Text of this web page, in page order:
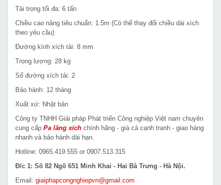
Tải trọng tối đa: 6 tấn
Chiều cao nâng tiêu chuẩn: 1.5m (Có thể thay đổi chiều dài xích
theo yêu cầu)
Đường kính xích tải: 8 mm
Trọng lượng: 28 kg
Số đường xích tải: 2
Bảo hành: 12 tháng
Xuất xứ: Nhật bản
Công ty TNHH Giải pháp Phát triển Công nghiệp Việt nam chuyên
cung cấp Pa lăng xích chính hãng - giá cả cạnh tranh - giao hàng
nhanh và bảo hành dài hạn.
Hotline: 0965.419.555 or 0907.513.315
Đ/c 1: Số 82 Ngõ 651 Minh Khai - Hai Bà Trưng - Hà Nội.
Email: giaiphapcongnghiepvn@gmail.com